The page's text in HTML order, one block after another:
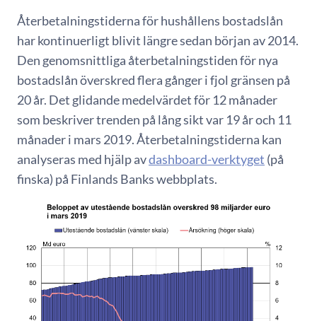
Återbetalningstiderna för hushållens bostadslån
har kontinuerligt blivit längre sedan början av 2014.
Den genomsnittliga återbetalningstiden för nya
bostadslån överskred flera gånger i fjol gränsen på
20 år. Det glidande medelvärdet för 12 månader
som beskriver trenden på lång sikt var 19 år och 11
månader i mars 2019. Återbetalningstiderna kan
analyseras med hjälp avdashboard-verktyget (på
finska) på Finlands Banks webbplats.